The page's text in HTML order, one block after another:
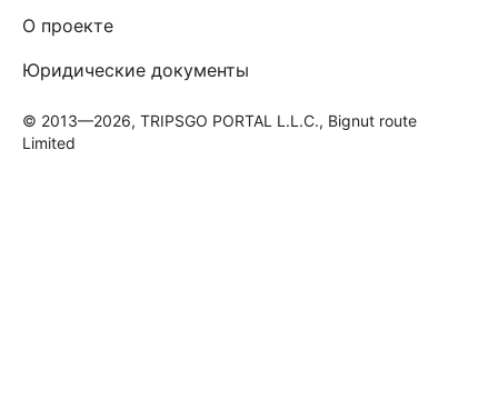
О проекте
Юридические документы
© 2013—2026, TRIPSGO PORTAL L.L.C., Bignut route
Limited